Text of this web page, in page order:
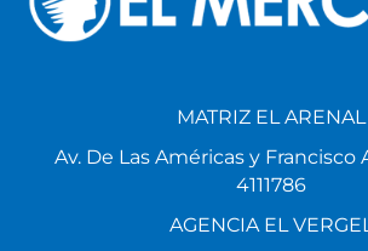
MATRIZ EL ARENAL
Av. De Las Américas y Francisco
4111786
AGENCIA EL